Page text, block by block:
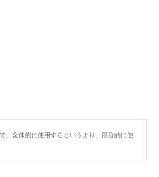
、全体的に使用するというより、部分的に使